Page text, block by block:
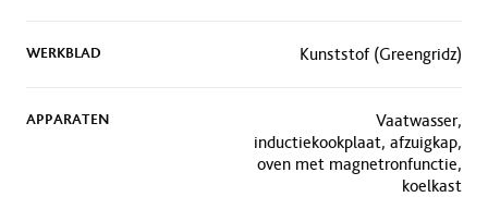
WERKBLAD Kunststof (Greengridz)
APPARATEN
Vaatwasser,
inductiekookplaat, afzuigkap,
oven met magnetronfunctie,
koelkast